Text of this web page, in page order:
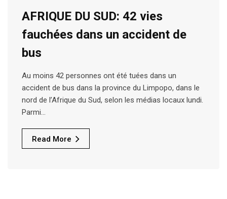
AFRIQUE DU SUD: 42 vies
fauchées dans un accident de
bus
Au moins 42 personnes ont été tuées dans un
accident de bus dans la province du Limpopo, dans le
nord de l’Afrique du Sud, selon les médias locaux lundi.
Parmi…
Read More